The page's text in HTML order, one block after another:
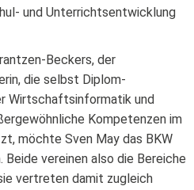
und Unterrichtsentwicklung
Beckers, der
die selbst Diplom-
Wirtschaftsinformatik und
Kompetenzen im
möchte Sven May das BKW
vereinen also die Bereiche
vertreten damit zugleich